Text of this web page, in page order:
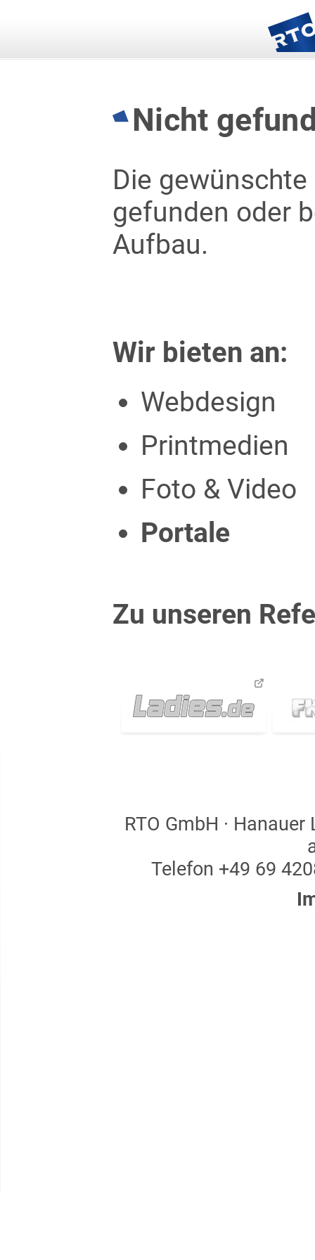
Nicht
Die
gefunden oder
Aufbau.
Wir bieten an:
Webdesign
Printmedien
Foto & Video
Portale
Zu unseren
RTO GmbH ·
Telefon +49 69